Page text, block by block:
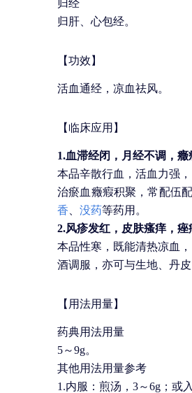
归经
归肝、心包经。
【功效】
活血通经，凉血祛风。
【临床应用】
1.血滞经闭，月经不调，
本品辛散行血，活血力强
治瘀血癥瘕积聚，常配伍
香
没药等药用。
2.风疹发红，皮肤瘙痒，痤
本品性寒，既能清热凉血
酒调服，亦可与生地、丹
【用法用量】
药典用法用量
5～9g。
其他用法用量参考
1.内服：煎汤，3～6g；或